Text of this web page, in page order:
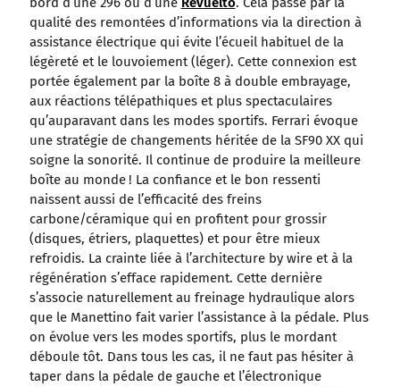
qualité des remontées d’informations via la direction à
assistance électrique qui évite l’écueil habituel de la
légèreté et le louvoiement (léger). Cette connexion est
portée également par la boîte 8 à double embrayage,
aux réactions télépathiques et plus spectaculaires
qu’auparavant dans les modes sportifs. Ferrari évoque
une stratégie de changements héritée de la SF90 XX qui
soigne la sonorité. Il continue de produire la meilleure
boîte au monde ! La confiance et le bon ressenti
naissent aussi de l’efficacité des freins
carbone/céramique qui en profitent pour grossir
(disques, étriers, plaquettes) et pour être mieux
refroidis. La crainte liée à l’architecture by wire et à la
régénération s’efface rapidement. Cette dernière
s’associe naturellement au freinage hydraulique alors
que le Manettino fait varier l’assistance à la pédale. Plus
on évolue vers les modes sportifs, plus le mordant
déboule tôt. Dans tous les cas, il ne faut pas hésiter à
taper dans la pédale de gauche et l’électronique